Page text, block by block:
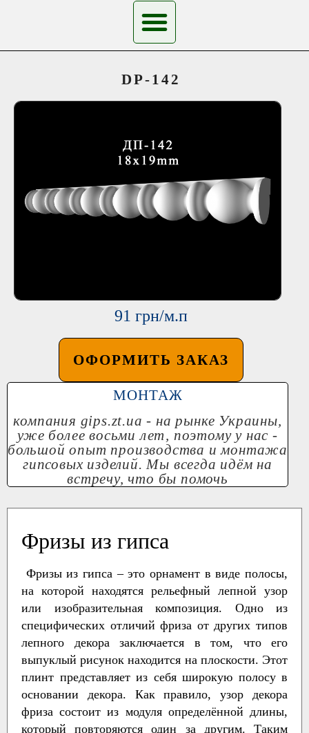
DP-142
91 грн/м.п
ОФОРМИТЬ ЗАКАЗ
МОНТАЖ
компания gips.zt.ua - на рынке Украины,
уже более восьми лет, поэтому у нас -
большой опыт производства и монтажа
гипсовых изделий. Мы всегда идём на
встречу, что бы помочь
Фризы из гипса
Фризы из гипса – это орнамент в виде полосы,
на которой находятся рельефный лепной узор
или изобразительная композиция. Одно из
специфических отличий фриза от других типов
лепного декора заключается в том, что его
выпуклый рисунок находится на плоскости. Этот
плинт представляет из себя широкую полосу в
основании декора. Как правило, узор декора
фриза состоит из модуля определённой длины,
который повторяются один за другим. Таким